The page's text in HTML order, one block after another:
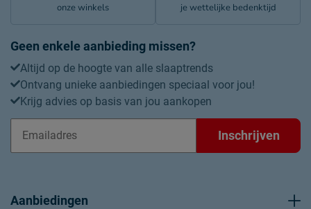
onze winkels
je wettelijke bedenktijd
Geen enkele aanbieding missen?
Altijd op de hoogte van alle slaaptrends
Ontvang unieke aanbiedingen speciaal voor jou!
Krijg advies op basis van jou aankopen
Inschrijven
Aanbiedingen